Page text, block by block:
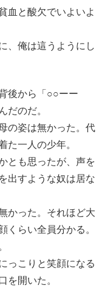
血と酸欠でいよいよ
、俺は這うようにし
後から「○○ーー
だのだ。
の姿は無かった。代
た一人の少年。
とも思ったが、声を
出すような奴は居な
かった。それほど大
くらい全員分かる。
っこりと笑顔になる
を開いた。